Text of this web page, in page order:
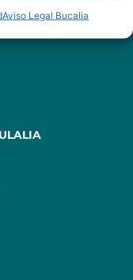
Aviso Legal Bucalia